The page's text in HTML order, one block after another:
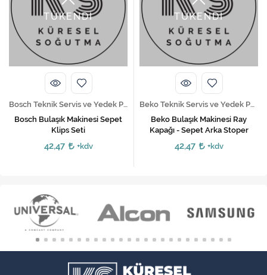
TÜKENDİ
Bosch Teknik Servis ve Yedek Parça Hizmetleri
Bosch Bulaşık Makinesi Sepet
Klips Seti
42,47 +kdv
TÜKENDİ
Beko Teknik Servis ve Yedek Parça Hizmetleri
Beko Bulaşık Makinesi Ray
Kapağı - Sepet Arka Stoper
42,47 +kdv